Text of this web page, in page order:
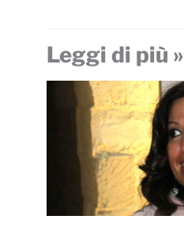
Leggi di più »